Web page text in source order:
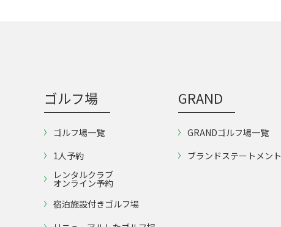
ゴルフ場
ゴルフ場一覧
1人予約
レンタルクラブ
オンライン予約
宿泊施設付きゴルフ場
GRAND
GRANDゴルフ場一覧
ブランドステートメント